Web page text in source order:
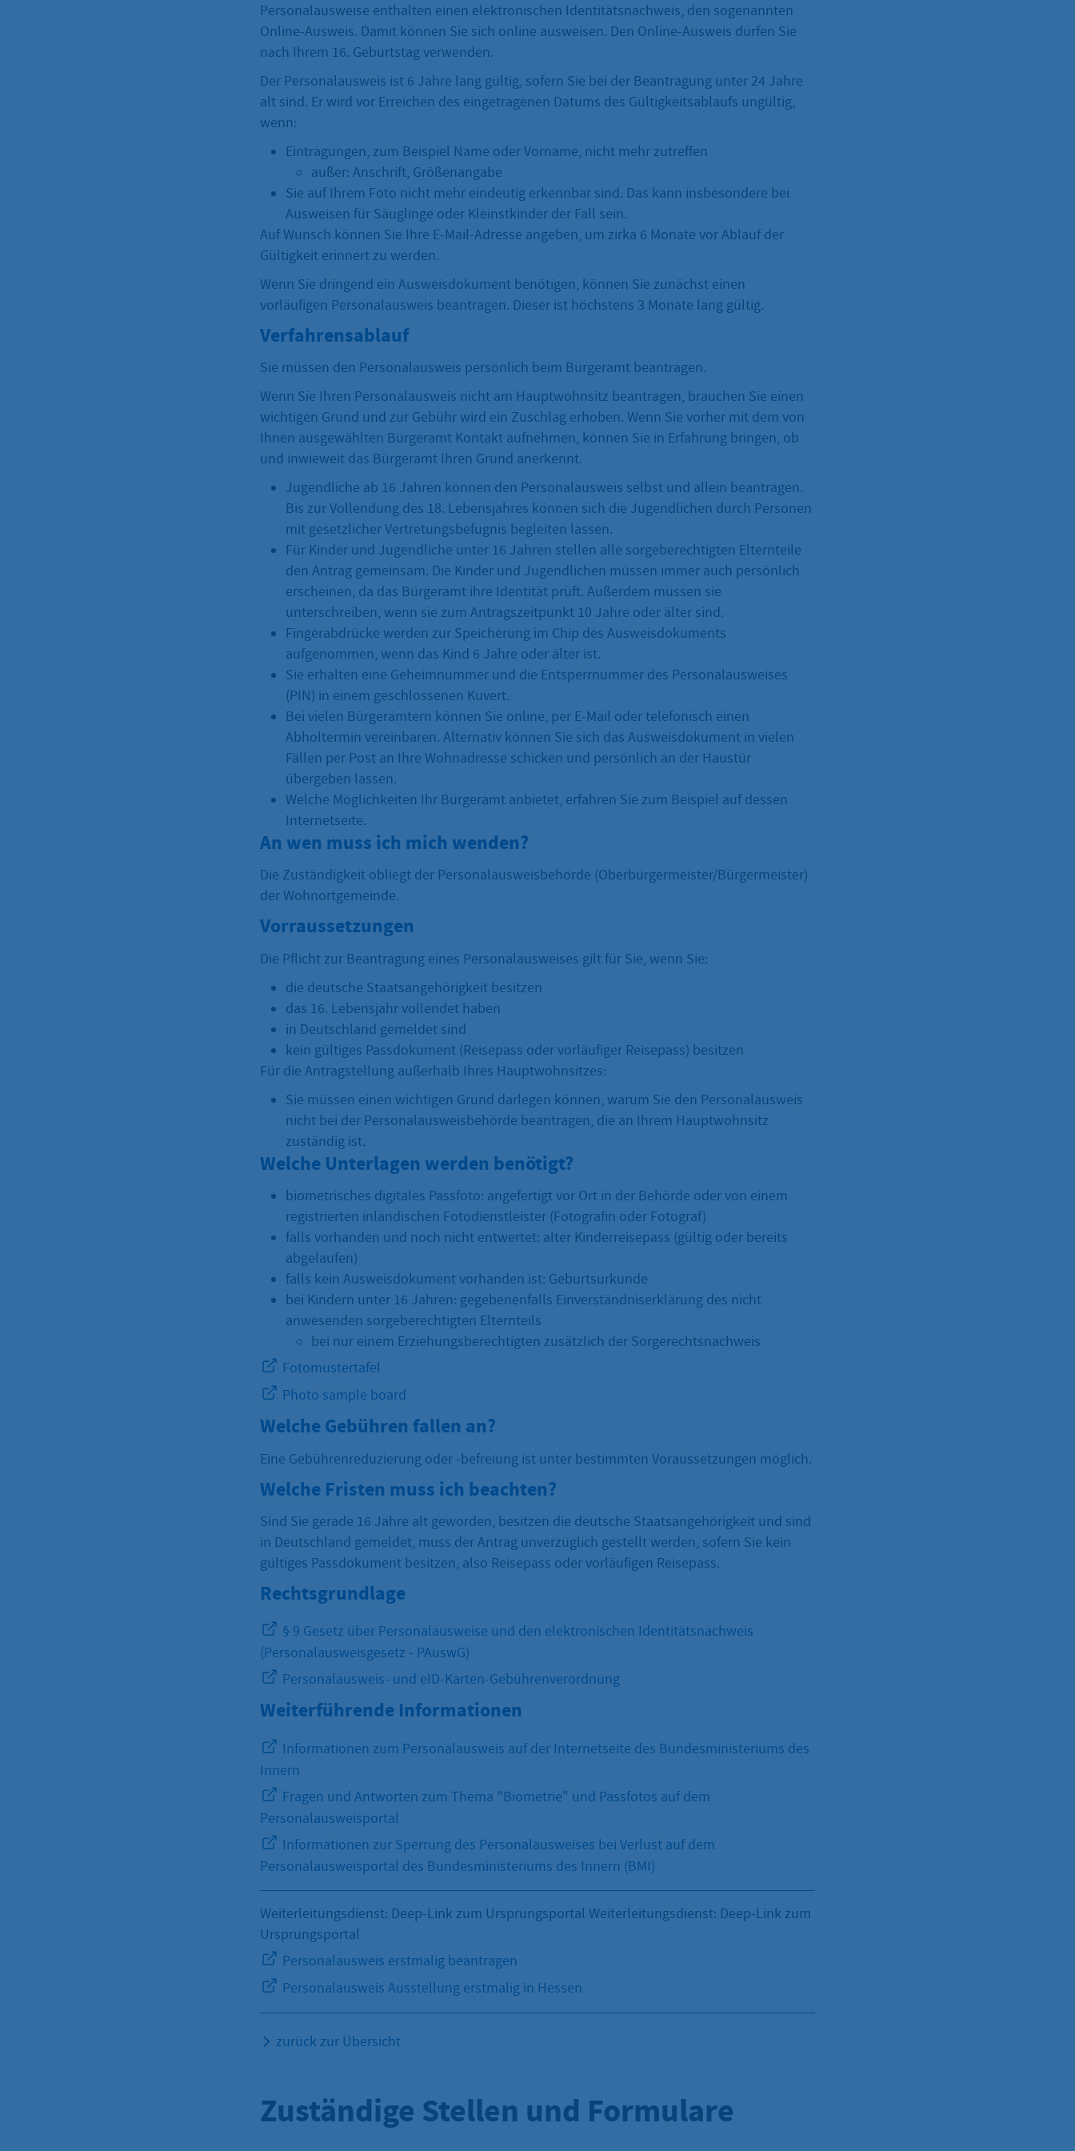
Personalausweise enthalten einen elektronischen Identitätsnachweis, den sogenannten
Online-Ausweis. Damit können Sie sich online ausweisen. Den Online-Ausweis dürfen Sie
nach Ihrem 16. Geburtstag verwenden.
Der Personalausweis ist 6 Jahre lang gültig, sofern Sie bei der Beantragung unter 24 Jahre
alt sind. Er wird vor Erreichen des eingetragenen Datums des Gültigkeitsablaufs ungültig,
wenn:
Eintragungen, zum Beispiel Name oder Vorname, nicht mehr zutreffen
außer: Anschrift, Größenangabe
Sie auf Ihrem Foto nicht mehr eindeutig erkennbar sind. Das kann insbesondere bei
Ausweisen für Säuglinge oder Kleinstkinder der Fall sein.
Auf Wunsch können Sie Ihre E-Mail-Adresse angeben, um zirka 6 Monate vor Ablauf der
Gültigkeit erinnert zu werden.
Wenn Sie dringend ein Ausweisdokument benötigen, können Sie zunächst einen
vorläufigen Personalausweis beantragen. Dieser ist höchstens 3 Monate lang gültig.
Verfahrensablauf
Sie müssen den Personalausweis persönlich beim Bürgeramt beantragen.
Wenn Sie Ihren Personalausweis nicht am Hauptwohnsitz beantragen, brauchen Sie einen
wichtigen Grund und zur Gebühr wird ein Zuschlag erhoben. Wenn Sie vorher mit dem von
Ihnen ausgewählten Bürgeramt Kontakt aufnehmen, können Sie in Erfahrung bringen, ob
und inwieweit das Bürgeramt Ihren Grund anerkennt.
Jugendliche ab 16 Jahren können den Personalausweis selbst und allein beantragen.
Bis zur Vollendung des 18. Lebensjahres können sich die Jugendlichen durch Personen
mit gesetzlicher Vertretungsbefugnis begleiten lassen.
Für Kinder und Jugendliche unter 16 Jahren stellen alle sorgeberechtigten Elternteile
den Antrag gemeinsam. Die Kinder und Jugendlichen müssen immer auch persönlich
erscheinen, da das Bürgeramt ihre Identität prüft. Außerdem müssen sie
unterschreiben, wenn sie zum Antragszeitpunkt 10 Jahre oder älter sind.
Fingerabdrücke werden zur Speicherung im Chip des Ausweisdokuments
aufgenommen, wenn das Kind 6 Jahre oder älter ist.
Sie erhalten eine Geheimnummer und die Entsperrnummer des Personalausweises
(PIN) in einem geschlossenen Kuvert.
Bei vielen Bürgerämtern können Sie online, per E-Mail oder telefonisch einen
Abholtermin vereinbaren. Alternativ können Sie sich das Ausweisdokument in vielen
Fällen per Post an Ihre Wohnadresse schicken und persönlich an der Haustür
übergeben lassen.
Welche Möglichkeiten Ihr Bürgeramt anbietet, erfahren Sie zum Beispiel auf dessen
Internetseite.
An wen muss ich mich wenden?
Die Zuständigkeit obliegt der Personalausweisbehörde (Oberbürgermeister/Bürgermeister)
der Wohnortgemeinde.
Vorraussetzungen
Die Pflicht zur Beantragung eines Personalausweises gilt für Sie, wenn Sie:
die deutsche Staatsangehörigkeit besitzen
das 16. Lebensjahr vollendet haben
in Deutschland gemeldet sind
kein gültiges Passdokument (Reisepass oder vorläufiger Reisepass) besitzen
Für die Antragstellung außerhalb Ihres Hauptwohnsitzes:
Sie müssen einen wichtigen Grund darlegen können, warum Sie den Personalausweis
nicht bei der Personalausweisbehörde beantragen, die an Ihrem Hauptwohnsitz
zuständig ist.
Welche Unterlagen werden benötigt?
biometrisches digitales Passfoto: angefertigt vor Ort in der Behörde oder von einem
registrierten inländischen Fotodienstleister (Fotografin oder Fotograf)
falls vorhanden und noch nicht entwertet: alter Kinderreisepass (gültig oder bereits
abgelaufen)
falls kein Ausweisdokument vorhanden ist: Geburtsurkunde
bei Kindern unter 16 Jahren: gegebenenfalls Einverständniserklärung des nicht
anwesenden sorgeberechtigten Elternteils
bei nur einem Erziehungsberechtigten zusätzlich der Sorgerechtsnachweis
Fotomustertafel
Photo sample board
Welche Gebühren fallen an?
Eine Gebührenreduzierung oder -befreiung ist unter bestimmten Voraussetzungen möglich.
Welche Fristen muss ich beachten?
Sind Sie gerade 16 Jahre alt geworden, besitzen die deutsche Staatsangehörigkeit und sind
in Deutschland gemeldet, muss der Antrag unverzüglich gestellt werden, sofern Sie kein
gültiges Passdokument besitzen, also Reisepass oder vorläufigen Reisepass.
Rechtsgrundlage
§ 9 Gesetz über Personalausweise und den elektronischen Identitätsnachweis
(Personalausweisgesetz - PAuswG)
Personalausweis- und eID-Karten-Gebührenverordnung
Weiterführende Informationen
Informationen zum Personalausweis auf der Internetseite des Bundesministeriums des
Innern
Fragen und Antworten zum Thema "Biometrie" und Passfotos auf dem
Personalausweisportal
Informationen zur Sperrung des Personalausweises bei Verlust auf dem
Personalausweisportal des Bundesministeriums des Innern (BMI)
Weiterleitungsdienst: Deep-Link zum Ursprungsportal Weiterleitungsdienst: Deep-Link zum
Ursprungsportal
Personalausweis erstmalig beantragen
Personalausweis Ausstellung erstmalig in Hessen
zurück zur Übersicht
Zuständige Stellen und Formulare